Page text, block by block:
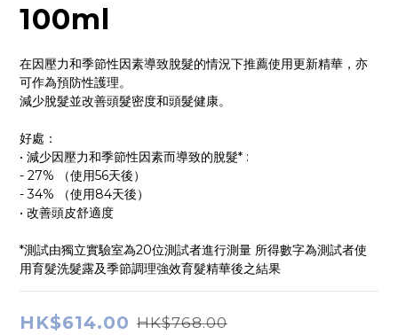
100ml
在因壓力和季節性因素導致脫髮的情況下推薦使用更新精華，亦
可作為預防性護理。
減少脫髮並改善頭髮密度和頭髮健康。
好處：
• 減少因壓力和季節性因素而導致的脫髮* :
- 27% （使用56天後）
- 34% （使用84天後）
• 改善頭皮舒適度
*測試由獨立實驗室為20位測試者進行測量 所得數字為測試者使
用育髮洗髮露及季節調理強效育髮精華後之結果
HK$614.00 HK$768.00